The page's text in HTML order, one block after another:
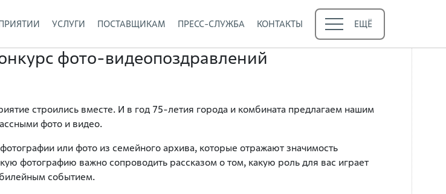
УСЛУГИ ПОСТАВЩИКАМ ПРЕСС-СЛУЖБА КОНТАКТЫ ЕЩЁ
фото-видеопоздравлений
строились вместе. И в год 75-летия города и комбината предлагаем нашим
фото и видео.
или фото из семейного архива, которые отражают значимость
фотографию важно сопроводить рассказом о том, какую роль для вас играет
событием.